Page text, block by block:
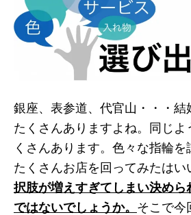
銀座、表参道、代官山・・・結
たくさんありますよね。同じよ
くさんあります。色々な指輪を
たくさんお店を回ってみたはい
択肢が増えすぎてしまい決めら
ではないでしょうか。 そこで今